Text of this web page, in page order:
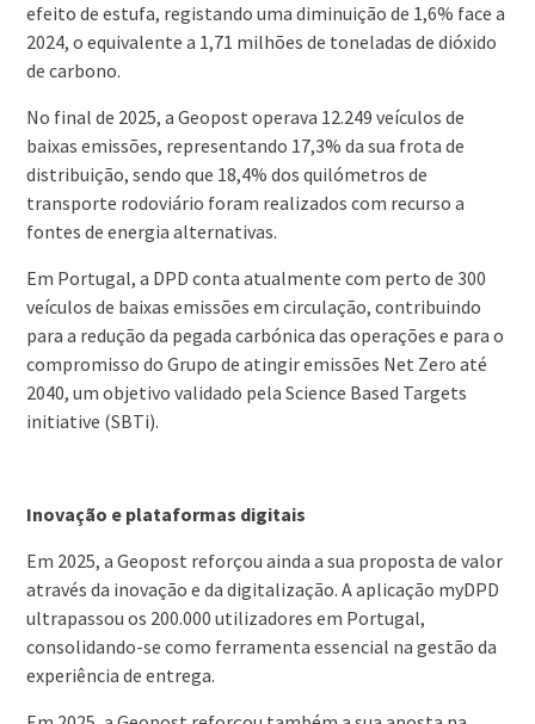
efeito de estufa, registando uma diminuição de 1,6% face a
2024, o equivalente a 1,71 milhões de toneladas de dióxido
de carbono.
No final de 2025, a Geopost operava 12.249 veículos de
baixas emissões, representando 17,3% da sua frota de
distribuição, sendo que 18,4% dos quilómetros de
transporte rodoviário foram realizados com recurso a
fontes de energia alternativas.
Em Portugal, a DPD conta atualmente com perto de 300
veículos de baixas emissões em circulação, contribuindo
para a redução da pegada carbónica das operações e para o
compromisso do Grupo de atingir emissões Net Zero até
2040, um objetivo validado pela Science Based Targets
initiative (SBTi).
Inovação e plataformas digitais
Em 2025, a Geopost reforçou ainda a sua proposta de valor
através da inovação e da digitalização. A aplicação myDPD
ultrapassou os 200.000 utilizadores em Portugal,
consolidando-se como ferramenta essencial na gestão da
experiência de entrega.